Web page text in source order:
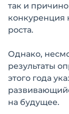
так и
конкуренция
роста.
Однако,
результаты
этого года
на будущее.